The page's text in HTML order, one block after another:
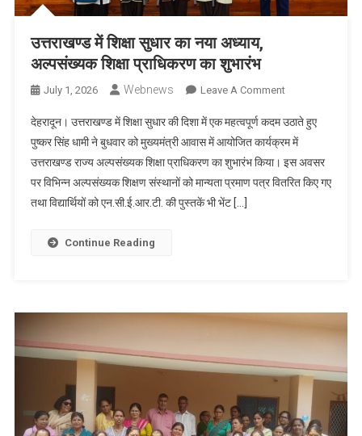
उत्तराखण्ड में शिक्षा सुधार का नया अध्याय,
अल्पसंख्यक शिक्षा प्राधिकरण का शुभारंभ
July 1, 2026 Webnews Leave A CommentOn
में
शिक्षा
सुधार
का
शुभारंभ
देहरादून। उत्तराखण्ड में शिक्षा सुधार की दिशा में एक महत्वपूर्ण कदम उठाते हुए
पुष्कर सिंह धामी ने बुधवार को मुख्यमंत्री आवास में आयोजित कार्यक्रम में
उत्तराखण्ड राज्य अल्पसंख्यक शिक्षा प्राधिकरण का शुभारंभ किया। इस अवसर
पर विभिन्न अल्पसंख्यक शिक्षण संस्थानों को मान्यता प्रमाण पत्र वितरित किए गए
तथा विद्यार्थियों को एन.सी.ई.आर.टी. की पुस्तकें भी भेंट […]
Continue Reading